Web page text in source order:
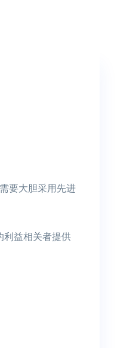
要大胆采用先进
利益相关者提供